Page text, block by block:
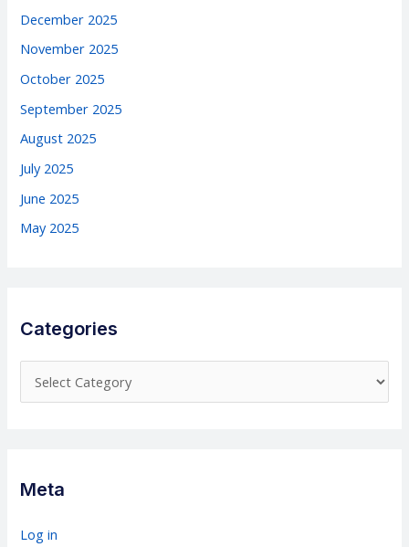
December 2025
November 2025
October 2025
September 2025
August 2025
July 2025
June 2025
May 2025
Categories
a
r
Meta
Log in